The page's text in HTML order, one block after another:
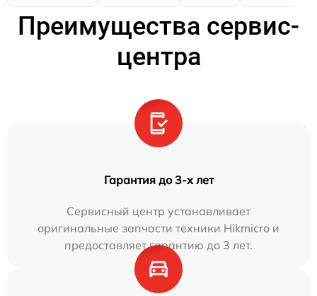
Преимущества сервис-
центра
Гарантия до 3-х лет
Сервисный центр устанавливает
оригинальные запчасти техники Hikmicro и
предоставляет гарантию до 3 лет.